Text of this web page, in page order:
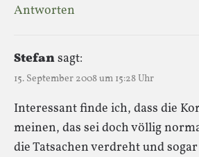
Antworten
Stefansagt:
15. September 2008 um 15:28 Uhr
Interessant finde ich, dass die
meinen, das sei doch völlig
die Tatsachen verdreht und